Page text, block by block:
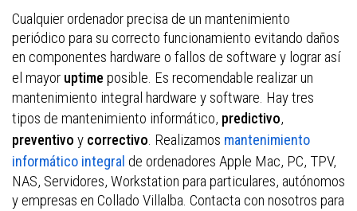
Cualquier ordenador precisa de un mantenimiento
periódico para su correcto funcionamiento evitando daños
en componentes hardware o fallos de software y lograr así
el mayor uptime posible. Es recomendable realizar un
mantenimiento integral hardware y software. Hay tres
tipos de mantenimiento informático, predictivo,
preventivo y correctivo. Realizamos mantenimiento
informático integral de ordenadores Apple Mac, PC, TPV,
NAS, Servidores, Workstation para particulares, autónomos
y empresas en Collado Villalba. Contacta con nosotros para